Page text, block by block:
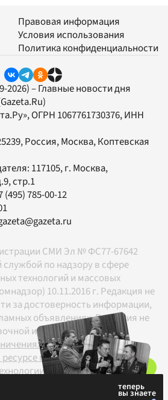
Правовая информация
Условия использования
Политика конфиденциальности
2026) – Главные новости дня
, ОГРН 1067761730376, ИНН
Россия, Москва, Коптевская
117105, г. Москва,
стр.1
(495) 785-00-12
СМИ Эл № ФС77-67642
по надзору в сфере
технологий и массовых
10.11.2016 г. Редакция не
за достоверность информации,
объявлениях. Редакция не
информации.
применяются
в соответствии с